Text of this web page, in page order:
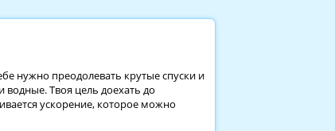
нужно преодолевать крутые спуски и
Твоя цель доехать до
ускорение, которое можно